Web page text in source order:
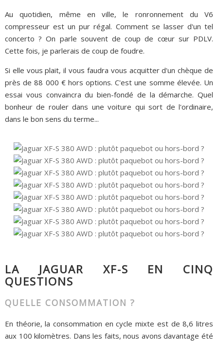
Au quotidien, même en ville, le ronronnement du V6
compresseur est un pur régal. Comment se lasser d'un tel
concerto ? On parle souvent de coup de cœur sur PDLV.
Cette fois, je parlerais de coup de foudre.
Si elle vous plait, il vous faudra vous acquitter d'un chèque de
près de 88 000 € hors options. C'est une somme élevée. Un
essai vous convaincra du bien-fondé de la démarche. Quel
bonheur de rouler dans une voiture qui sort de l'ordinaire,
dans le bon sens du terme...
LA JAGUAR XF-S EN CINQ
QUESTIONS
QUELLE CONSOMMATION ?
En théorie, la consommation en cycle mixte est de 8,6 litres
aux 100 kilomètres. Dans les faits, nous avons davantage été